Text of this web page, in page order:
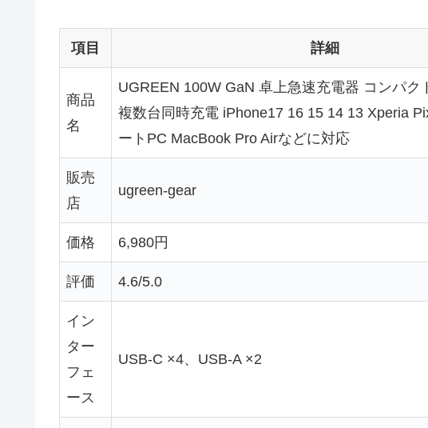
項目 詳細
商品
名
UGREEN 100W GaN 卓上急速充電器 コンパク
複数台同時充電 iPhone17 16 15 14 13 Xperia
ートPC MacBook Pro Airなどに対応
販売
店
ugreen-gear
価格 6,980円
評価 4.6/5.0
イン
ター
フェ
ース
USB-C ×4、USB-A ×2